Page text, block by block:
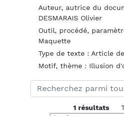
Auteur, autrice du
DESMARAIS Olivier
Outil, procédé,
Maquette
Type de texte : Article
Motif, thème : Illusion
1 résultats